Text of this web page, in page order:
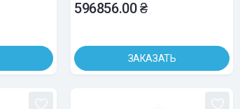
596856.00 ₴
ЗАКАЗАТЬ